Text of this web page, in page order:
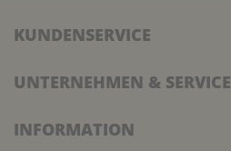
KUNDENSERVICE
UNTERNEHMEN & SERVICE
INFORMATION